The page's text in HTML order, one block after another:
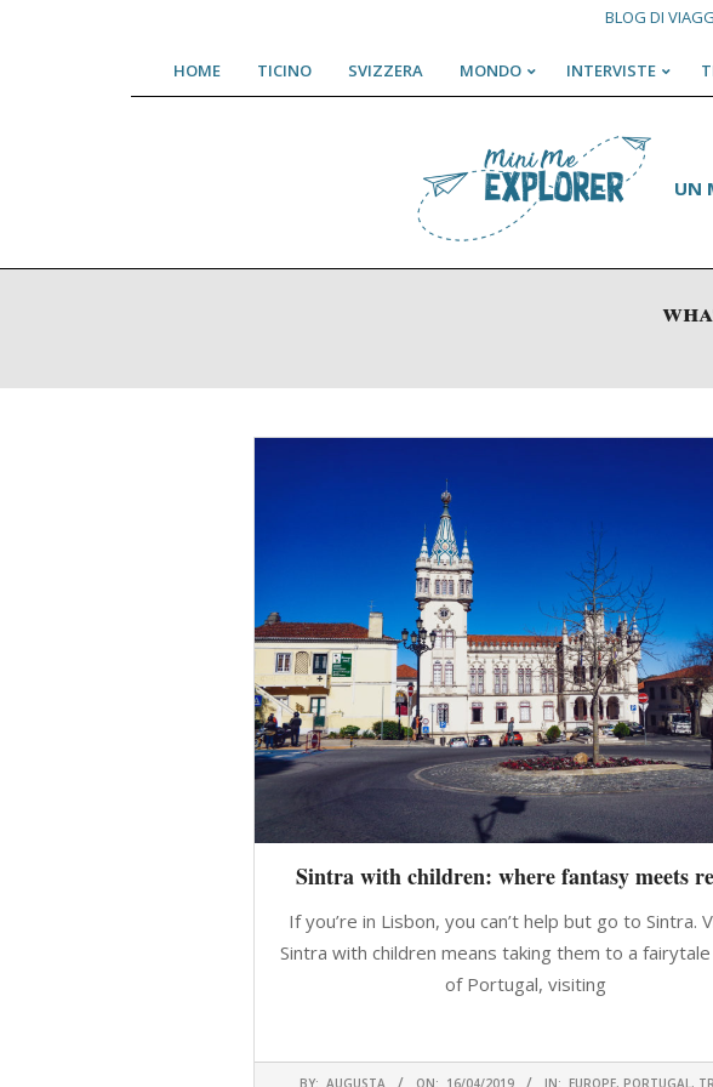
BLOG DI
HOME TICINO SVIZZERA MONDO INTERVISTE
UN
Sintra with children: where fantasy meets
If you’re in Lisbon, you can’t help but go to Sintra.
Sintra with children means taking them to a
of Portugal, visiting
2019-